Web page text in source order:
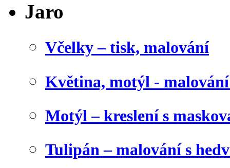
Jaro
Včelky – tisk, malování
Květina, motýl -
Motýl – kreslení s
Tulipán – malování s